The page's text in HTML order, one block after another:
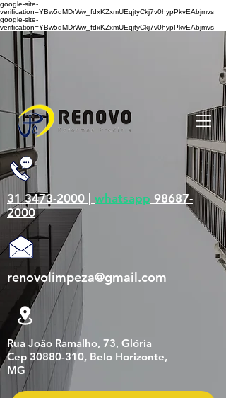
google-site-
verification=YBw5qMDrWw_fdxKZxmUEqjtyCkj7v0hypPkvEAbjmvs
google-site-
verification=YBw5qMDrWw_fdxKZxmUEqjtyCkj7v0hypPkvEAbjmvs
31 3473-2000 | whatsapp 98687-
2000
renovolimpeza@gmail.com
Rua João Ramalho, 73, Glória
Cep 30880-310, Belo Horizonte,
MG